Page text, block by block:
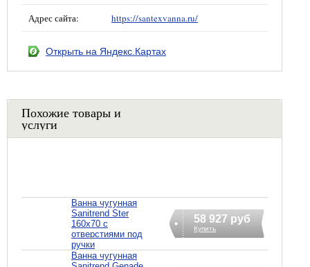
Адрес сайта: https://santexvanna.ru/
Открыть на Яндекс.Картах
Похожие товары и
услуги
Ванна чугунная
Sanitrend Ster
160х70 с
отверстиями под
ручки
58 927 руб
Купить
Ванна чугунная